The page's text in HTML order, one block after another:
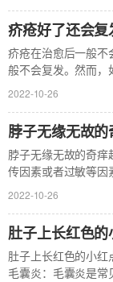
疥疮好了还会复
疥疮在治愈后一般
般不会复发。然而，
2022-10-26
脖子无缘无故
脖子无缘无故的奇痒越挠越痒
传因素或者过敏等
2022-10-26
肚子上长红色的
肚子上长红色的小红
毛囊炎：毛囊炎是